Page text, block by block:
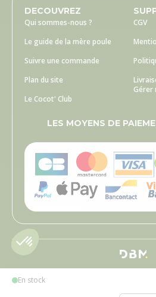
En stock
DECOUVREZ
Qui sommes-nous ?
Le guide de la mère poule
Suivre une commande
Plan du site
Le Cocot' Club
CGV
Gérer
LES MOYENS DE